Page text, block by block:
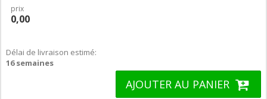
prix
0,00
Délai de livraison estimé:
16 semaines
AJOUTER AU PANIER